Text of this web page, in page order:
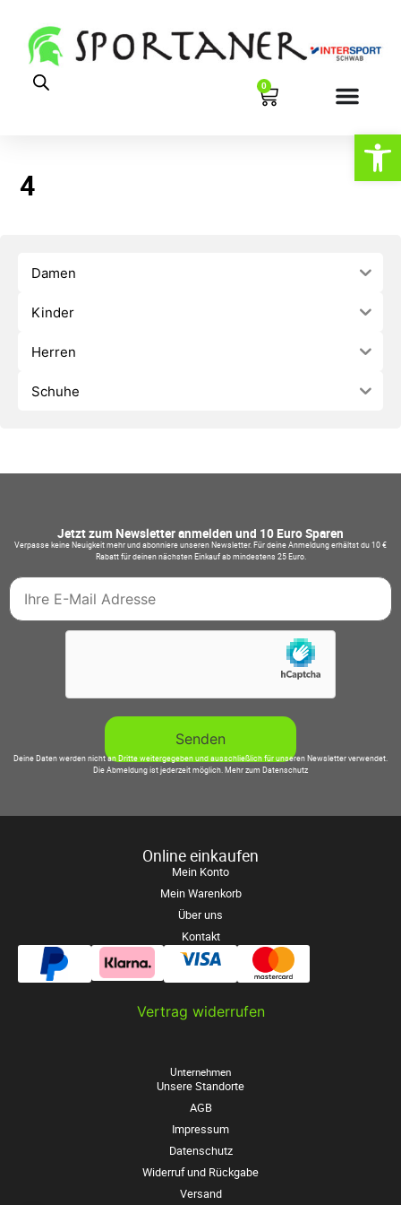
0
4
Damen
Kinder
Herren
Schuhe
Jetzt zum Newsletter anmelden und 10 Euro Sparen
Verpasse keine Neuigkeit mehr und abonniere unseren Newsletter. Für deine Anmeldung erhältst du 10 €
Rabatt für deinen nächsten Einkauf ab mindestens 25 Euro.
Deine Daten werden nicht an Dritte weitergegeben und ausschließlich für unseren Newsletter verwendet.
Die Abmeldung ist jederzeit möglich.Mehr zum Datenschutz
Online einkaufen
Mein Konto
Mein Warenkorb
Über uns
Kontakt
Vertrag widerrufen
Unternehmen
Unsere Standorte
AGB
Impressum
Datenschutz
Widerruf und Rückgabe
Versand